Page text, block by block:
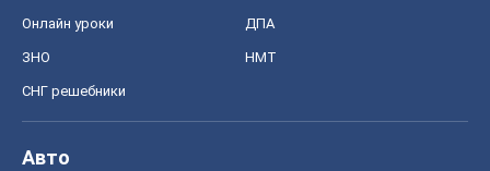
Онлайн уроки ДПА
ЗНО НМТ
СНГ решебники
Авто